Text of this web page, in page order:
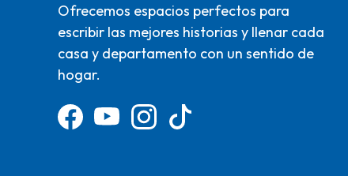
Ofrecemos espacios perfectos para
escribir las mejores historias y llenar cada
casa y departamento con un sentido de
hogar.